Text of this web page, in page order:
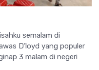
semalam di
D’loyd yang populer
3 malam di negeri